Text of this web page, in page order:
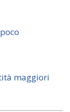
maggiori